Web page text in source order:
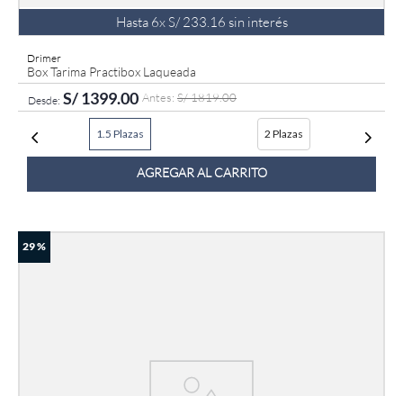
Hasta 6xS/ 233 16 sin interés
Drimer
Box Tarima Practibox Laqueada
S/1399.00 S/1819.00
1.5 Plazas 2 Plazas
AGREGAR AL CARRITO
29 %